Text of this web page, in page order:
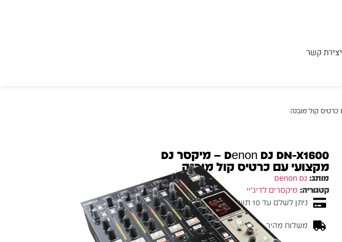
יצירת קשר
Denon DJ DN-X1600 – מיקסר DJ
מקצועי עם כרטיס קול מובנה
מותג: Denon DJ
קטגוריה: מיקסרים לדיג'יי
ניתן לשלם עד 10 תשלומים ללא ריבית
משלוח מהיר - זמן אספקה בין 3-5 ימי עסקים